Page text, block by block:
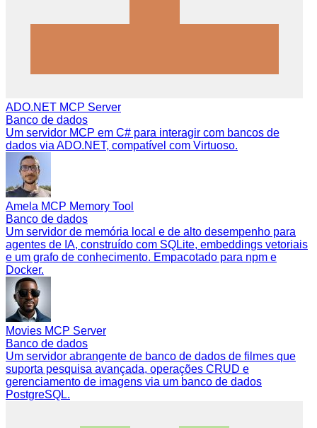
ADO.NET MCP Server
Banco de dados
Um servidor MCP em C# para interagir com bancos de
dados via ADO.NET, compatível com Virtuoso.
Amela MCP Memory Tool
Banco de dados
Um servidor de memória local e de alto desempenho para
agentes de IA, construído com SQLite, embeddings vetoriais
e um grafo de conhecimento. Empacotado para npm e
Docker.
Movies MCP Server
Banco de dados
Um servidor abrangente de banco de dados de filmes que
suporta pesquisa avançada, operações CRUD e
gerenciamento de imagens via um banco de dados
PostgreSQL.